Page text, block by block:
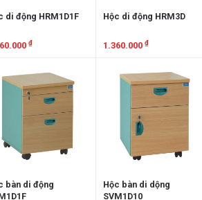
di động HRM1D1F
₫
Hộc di động HRM3D
1.360.000₫
bàn di động
Hộc bàn di dộng
SVM1D10